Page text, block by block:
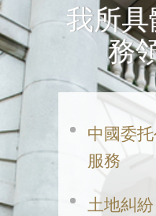
我所
務
中國委
服務
土地糾紛